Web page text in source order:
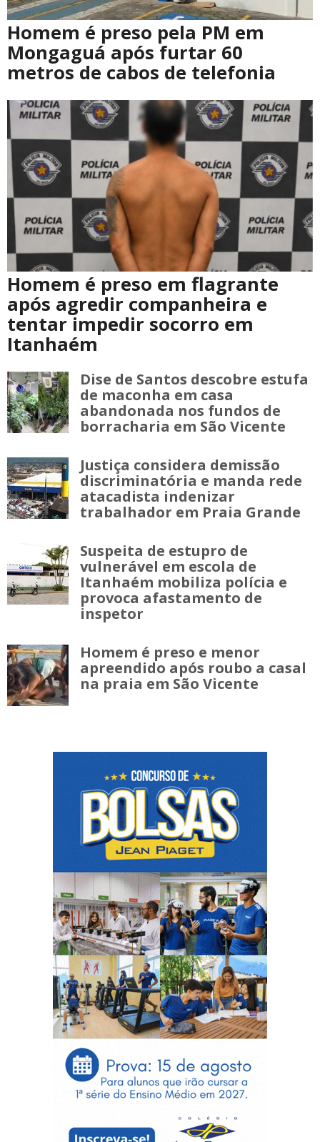
Homem é preso pela PM em
Mongaguá após furtar 60
metros de cabos de telefonia
Homem é preso em flagrante
após agredir companheira e
tentar impedir socorro em
Itanhaém
Dise de Santos descobre estufa
de maconha em casa
abandonada nos fundos de
borracharia em São Vicente
Justiça considera demissão
discriminatória e manda rede
atacadista indenizar
trabalhador em Praia Grande
Suspeita de estupro de
vulnerável em escola de
Itanhaém mobiliza polícia e
provoca afastamento de
inspetor
Homem é preso e menor
apreendido após roubo a casal
na praia em São Vicente